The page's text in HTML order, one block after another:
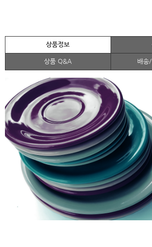
상품정보
상품 Q&A 배송